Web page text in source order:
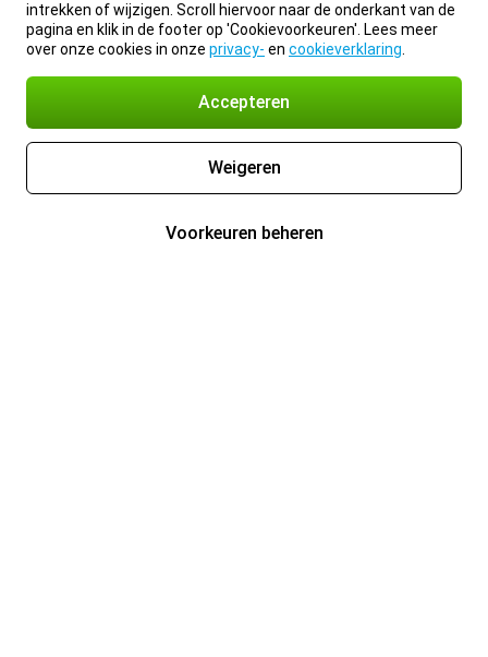
intrekken of wijzigen. Scroll hiervoor naar de onderkant van de
pagina en klik in de footer op 'Cookievoorkeuren'. Lees meer
over onze cookies in onze privacy- en cookieverklaring
Accepteren
Weigeren
Voorkeuren beheren